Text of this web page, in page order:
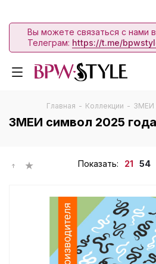
Вы можете связаться с нами в
Телеграм: https://t.me/
Главная - Коллекции - ЗМЕИ
ЗМЕИ символ 2025 года
Показать: 21 54